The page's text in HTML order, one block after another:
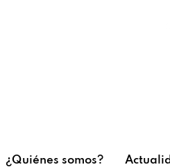
¿Quiénes somos?